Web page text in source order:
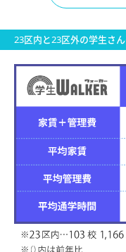
23区内と23区外の学生さ